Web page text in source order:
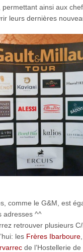
ainsi aux
leurs dernières
comme le G&M, est
adresses ^^
retrouver plusieurs
les Frères Ibarboure
de l’Hostellerie de